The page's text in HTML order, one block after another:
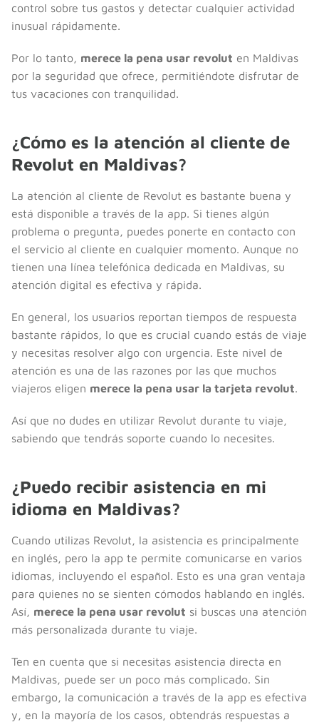
control sobre tus gastos y detectar cualquier actividad
inusual rápidamente.
Por lo tanto, merece la pena usar revolut en Maldivas
por la seguridad que ofrece, permitiéndote disfrutar de
tus vacaciones con tranquilidad.
¿Cómo es la atención al cliente de
Revolut en Maldivas?
La atención al cliente de Revolut es bastante buena y
está disponible a través de la app. Si tienes algún
problema o pregunta, puedes ponerte en contacto con
el servicio al cliente en cualquier momento. Aunque no
tienen una línea telefónica dedicada en Maldivas, su
atención digital es efectiva y rápida.
En general, los usuarios reportan tiempos de respuesta
bastante rápidos, lo que es crucial cuando estás de viaje
y necesitas resolver algo con urgencia. Este nivel de
atención es una de las razones por las que muchos
viajeros eligen merece la pena usar la tarjeta revolut.
Así que no dudes en utilizar Revolut durante tu viaje,
sabiendo que tendrás soporte cuando lo necesites.
¿Puedo recibir asistencia en mi
idioma en Maldivas?
Cuando utilizas Revolut, la asistencia es principalmente
en inglés, pero la app te permite comunicarse en varios
idiomas, incluyendo el español. Esto es una gran ventaja
para quienes no se sienten cómodos hablando en inglés.
Así, merece la pena usar revolut si buscas una atención
más personalizada durante tu viaje.
Ten en cuenta que si necesitas asistencia directa en
Maldivas, puede ser un poco más complicado. Sin
embargo, la comunicación a través de la app es efectiva
y, en la mayoría de los casos, obtendrás respuestas a